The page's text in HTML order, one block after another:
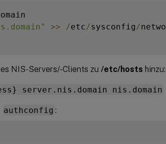
>> /etc/sysconfig /
NIS-Servers/-Clients zu /etc/hosts hinzu:
server.nis.domain nis.domain
authconfig :